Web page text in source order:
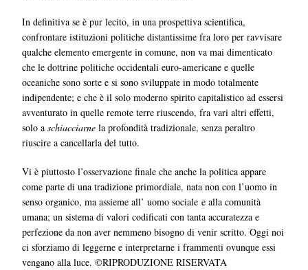
In definitiva se è pur lecito, in una prospettiva scientifica,
confrontare istituzioni politiche distantissime fra loro per ravvisare
qualche elemento emergente in comune, non va mai dimenticato
che le dottrine politiche occidentali euro-americane e quelle
oceaniche sono sorte e si sono sviluppate in modo totalmente
indipendente; e che è il solo moderno spirito capitalistico ad essersi
avventurato in quelle remote terre riuscendo, fra vari altri effetti,
solo aschiacciarne la profondità tradizionale, senza peraltro
riuscire a cancellarla del tutto.
Vi è piuttosto l’osservazione finale che anche la politica appare
come parte di una tradizione primordiale, nata non con l’uomo in
senso organico, ma assieme all’ uomo sociale e alla comunità
umana; un sistema di valori codificati con tanta accuratezza e
perfezione da non aver nemmeno bisogno di venir scritto. Oggi noi
ci sforziamo di leggerne e interpretarne i frammenti ovunque essi
vengano alla luce. ©RIPRODUZIONE RISERVATA